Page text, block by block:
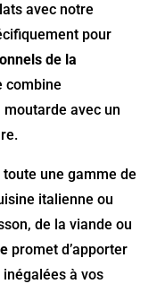
avec notre
pour
de la
combine
avec un
une gamme de
italienne ou
de la viande ou
promet d’apporter
à vos